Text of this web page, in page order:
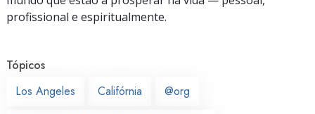
profissional e espiritualmente.
Tópicos
Los Angeles
Califórnia @org